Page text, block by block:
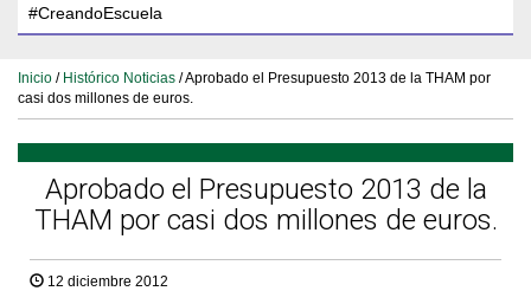
Inicio / Histórico Noticias / Aprobado el Presupuesto 2013 de la THAM por
casi dos millones de euros.
Aprobado el Presupuesto 2013 de la
THAM por casi dos millones de euros.
12 diciembre 2012